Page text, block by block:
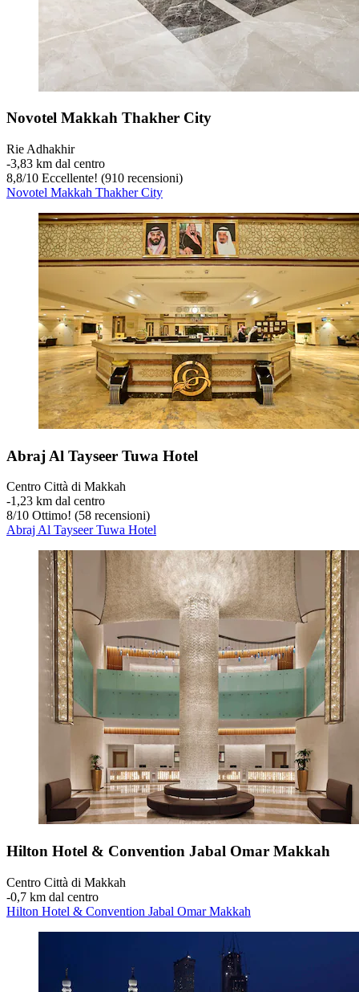
Novotel Makkah Thakher City
Rie Adhakhir
‐3,83 km dal centro
8,8/10 Eccellente! (910 recensioni)
Novotel Makkah Thakher City
Abraj Al Tayseer Tuwa Hotel
Centro Città di Makkah
‐1,23 km dal centro
8/10 Ottimo! (58 recensioni)
Abraj Al Tayseer Tuwa Hotel
Hilton Hotel & Convention Jabal Omar Makkah
Centro Città di Makkah
‐0,7 km dal centro
Hilton Hotel & Convention Jabal Omar Makkah